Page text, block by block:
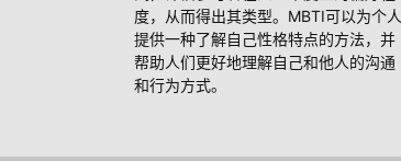
度，从而得出其类型。MBTI可以为个人
提供一种了解自己性格特点的方法，并
帮助人们更好地理解自己和他人的沟通
和行为方式。